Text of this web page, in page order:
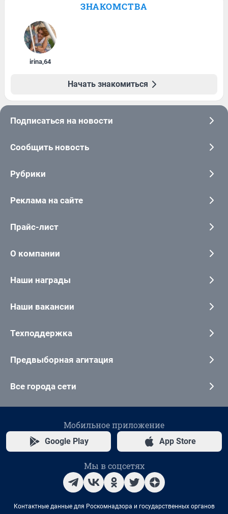
ЗНАКОМСТВА
irina,64
Начать знакомиться
Подписаться на новости
Сообщить новость
Рубрики
Реклама на сайте
Прайс-лист
О компании
Наши награды
Наши вакансии
Техподдержка
Предвыборная агитация
Все города сети
Мобильное приложение
Google Play App Store
Мы в соцсетях
Контактные данные для Роскомнадзора и государственных органов